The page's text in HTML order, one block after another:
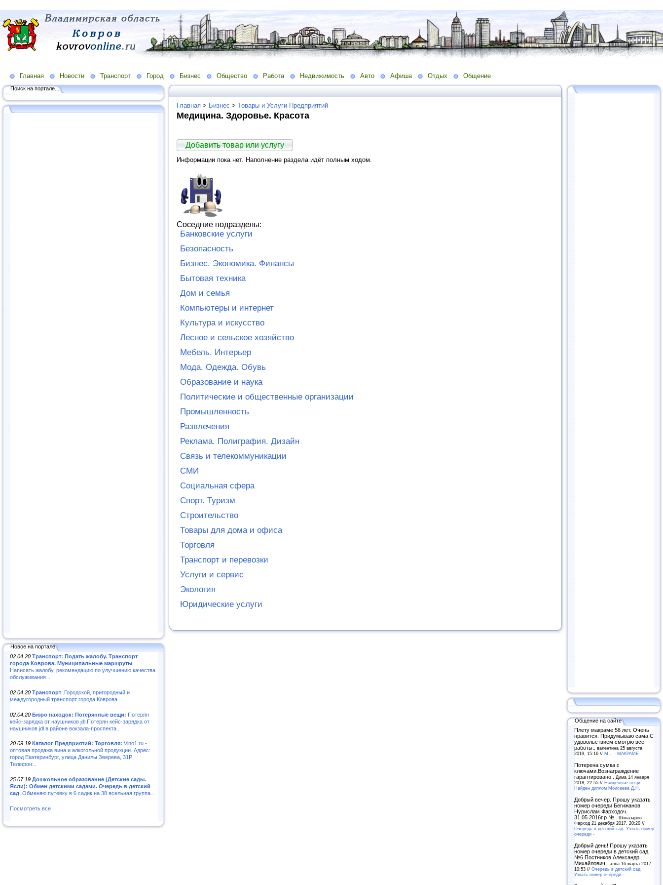
Главная Новости Транспорт Город Бизнес Общество Работа Недвижимость Авто Афиша Отдых Общение
Поиск на портале...
Новое на портале
02.04.20 Транспорт: Подать жалобу. Транспорт
города Коврова. Муниципальные маршруты
Написать жалобу, рекомендацию по улучшению качества
обслуживания ..
02.04.20 Транспорт .Городской, пригородный и
междугородный транспорт города Коврова..
02.04.20 Бюро находок: Потерянные вещи: Потерян
кейс-зарядка от наушников jdl.Потерян кейс-зарядка от
наушников jdl в районе вокзала-проспекта..
20.09.19 Каталог Предприятий: Торговля: Vino1.ru -
оптовая продажа вина и алкогольной продукции. Адрес:
город Екатеринбург, улица Данилы Зверева, 31Р
Телефон:..
25.07.19 Дошкольное образование (Детские сады.
Ясли): Обмен детскими садами. Очередь в детский
сад .Обменяю путевку в 6 садик на 38 ясельная группа...
Посмотреть все
Главная > Бизнес > Товары и Услуги Предприятий
Медицина. Здоровье. Красота
Добавить товар или услугу
Информации пока нет. Наполнение раздела идёт полным ходом.
Соседние подразделы:
Банковские услуги
Безопасность
Бизнес. Экономика. Финансы
Бытовая техника
Дом и семья
Компьютеры и интернет
Культура и искусство
Лесное и сельское хозяйство
Мебель. Интерьер
Мода. Одежда. Обувь
Образование и наука
Политические и общественные организации
Промышленность
Развлечения
Реклама. Полиграфия. Дизайн
Связь и телекоммуникации
СМИ
Социальная сфера
Спорт. Туризм
Строительство
Товары для дома и офиса
Торговля
Транспорт и перевозки
Услуги и сервис
Экология
Юридические услуги
Общение на сайте
Плету макраме 56 лет. Очень
нравится. Придумываю сама.С
удовольствием смотрю все
работы.. валентина 25 августа
2019, 15:16 // М... - МАКРАМЕ
Потерена сумка с
ключами.Вознаграждение
гарантировано..
Дима 14 января
2018, 22:55 // Найденные вещи -
Найден диплом Моисеева Д.Н.
Добрый вечер. Прошу указать
номер очереди Бегижанов
Нурислам Фарходоч.
31.05.2016г.р №.. Шоназаров
Фарход 21 декабря 2017, 20:20 //
Очередь в детский сад. Узнать номер
очереди -
Добрый день! Прошу указать
номер очереди в детский сад
№6 Постников Александр
Михайлович.. алла 16 марта 2017,
10:53 // Очередь в детский сад.
Узнать номер очереди -